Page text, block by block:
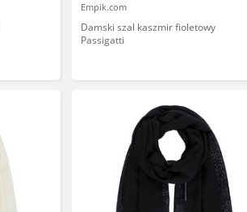
Empik.com
Damski szal kaszmir fioletowy
Passigatti